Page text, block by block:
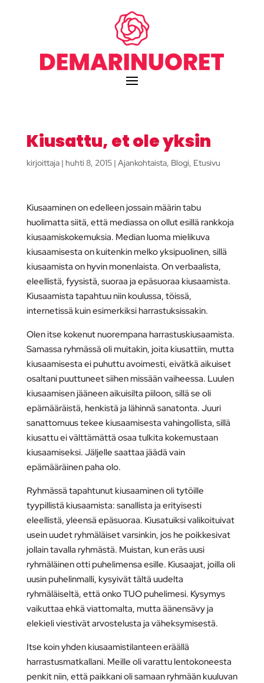
Kiusattu, et ole yksin
kirjoittaja | huhti 8, 2015| Ajankohtaista, Blogi, Etusivu
Kiusaaminen on edelleen jossain määrin tabu
huolimatta siitä, että mediassa on ollut esillä rankkoja
kiusaamiskokemuksia. Median luoma mielikuva
kiusaamisesta on kuitenkin melko yksipuolinen, sillä
kiusaamista on hyvin monenlaista. On verbaalista,
eleellistä, fyysistä, suoraa ja epäsuoraa kiusaamista.
Kiusaamista tapahtuu niin koulussa, töissä,
internetissä kuin esimerkiksi harrastuksissakin.
Olen itse kokenut nuorempana harrastuskiusaamista.
Samassa ryhmässä oli muitakin, joita kiusattiin, mutta
kiusaamisesta ei puhuttu avoimesti, eivätkä aikuiset
osaltani puuttuneet siihen missään vaiheessa. Luulen
kiusaamisen jääneen aikuisilta piiloon, sillä se oli
epämääräistä, henkistä ja lähinnä sanatonta. Juuri
sanattomuus tekee kiusaamisesta vahingollista, sillä
kiusattu ei välttämättä osaa tulkita kokemustaan
kiusaamiseksi. Jäljelle saattaa jäädä vain
epämääräinen paha olo.
Ryhmässä tapahtunut kiusaaminen oli tytöille
tyypillistä kiusaamista: sanallista ja erityisesti
eleellistä, yleensä epäsuoraa. Kiusatuiksi valikoituivat
usein uudet ryhmäläiset varsinkin, jos he poikkesivat
jollain tavalla ryhmästä. Muistan, kun eräs uusi
ryhmäläinen otti puhelimensa esille. Kiusaajat, joilla oli
uusin puhelinmalli, kysyivät tältä uudelta
ryhmäläiseltä, että onko TUO puhelimesi. Kysymys
vaikuttaa ehkä viattomalta, mutta äänensävy ja
elekieli viestivät arvostelusta ja väheksymisestä.
Itse koin yhden kiusaamistilanteen eräällä
harrastusmatkallani. Meille oli varattu lentokoneesta
penkit niin, että paikkani oli samaan ryhmään kuuluvan